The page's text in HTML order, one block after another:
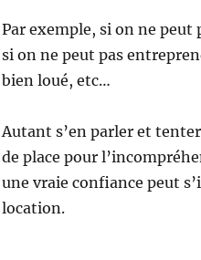
Par exemple, si on ne peut
si on ne peut pas
bien loué, etc…
Autant s’en parler et
de place pour
une vraie confiance peut
location.